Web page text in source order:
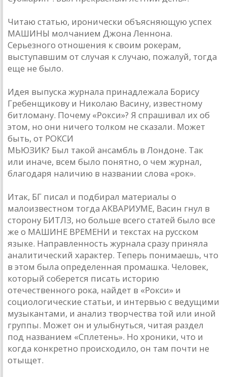
Читаю статью, иронически объясняющую успех
МАШИНЫ молчанием Джона Леннона.
Серьезного отношения к своим рокерам,
выступавшим от случая к случаю, пожалуй, тогда
еще не было.
Идея выпуска журнала принадлежала Борису
Гребенщикову и Николаю Васину, известному
битломану. Почему «Рокси»? Я спрашивал их об
этом, но они ничего толком не сказали. Может
быть, от РОКСИ
МЬЮЗИК? Был такой ансамбль в Лондоне. Так
или иначе, всем было понятно, о чем журнал,
благодаря наличию в названии слова «рок».
Итак, БГ писал и подбирал материалы о
малоизвестном тогда АКВАРИУМЕ, Васин гнул в
сторону БИТЛЗ, но больше всего статей было все
же о МАШИНЕ ВРЕМЕНИ и текстах на русском
языке. Направленность журнала сразу приняла
аналитический характер. Теперь понимаешь, что
в этом была определенная промашка. Человек,
который соберется писать историю
отечественного рока, найдет в «Рокси» и
социологические статьи, и интервью с ведущими
музыкантами, и анализ творчества той или иной
группы. Может он и улыбнуться, читая раздел
под названием «Сплетень». Но хроники, что и
когда конкретно происходило, он там почти не
отыщет.